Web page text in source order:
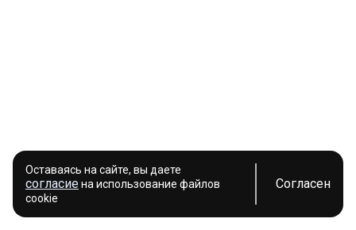
Оставаясь на сайте, вы даете
согласиена использование файлов
cookie
Согласен